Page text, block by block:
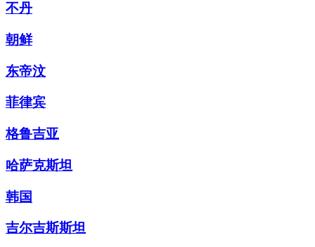
不丹
朝鲜
东帝汶
菲律宾
格鲁吉亚
哈萨克斯坦
韩国
吉尔吉斯斯坦